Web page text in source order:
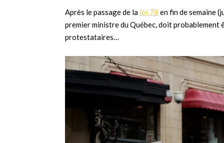
Après le passage de la loi 78 en fin de semaine
premier ministre du Québec, doit
protestataires…